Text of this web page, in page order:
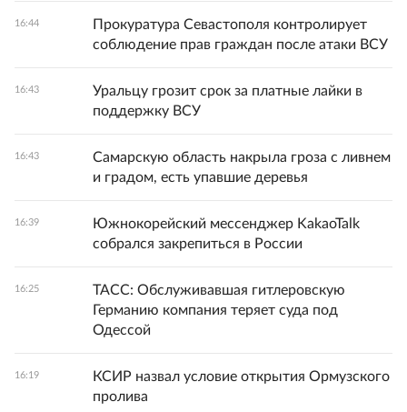
16:44
Прокуратура Севастополя контролирует
соблюдение прав граждан после атаки ВСУ
16:43
Уральцу грозит срок за платные лайки в
поддержку ВСУ
16:43
Самарскую область накрыла гроза с ливнем
и градом, есть упавшие деревья
16:39
Южнокорейский мессенджер KakaoTalk
собрался закрепиться в России
16:25
ТАСС: Обслуживавшая гитлеровскую
Германию компания теряет суда под
Одессой
16:19
КСИР назвал условие открытия Ормузского
пролива